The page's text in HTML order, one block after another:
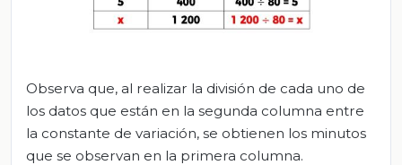
Observa que, al realizar la división de cada uno de
los datos que están en la segunda columna entre
la constante de variación, se obtienen los minutos
que se observan en la primera columna.